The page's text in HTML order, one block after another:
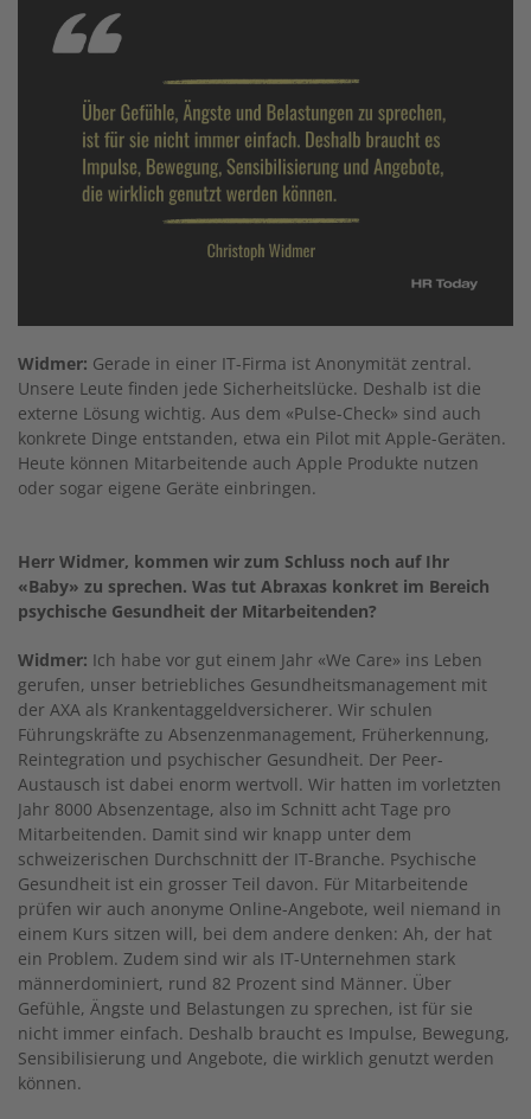
Widmer: Gerade in einer IT-Firma ist Anonymität zentral.
Unsere Leute finden jede Sicherheitslücke. Deshalb ist die
externe Lösung wichtig. Aus dem «Pulse-Check» sind auch
konkrete Dinge entstanden, etwa ein Pilot mit Apple-Geräten.
Heute können Mitarbeitende auch Apple Produkte nutzen
oder sogar eigene Geräte einbringen.
Herr Widmer, kommen wir zum Schluss noch auf Ihr
«Baby» zu sprechen. Was tut Abraxas konkret im Bereich
psychische Gesundheit der Mitarbeitenden?
Widmer: Ich habe vor gut einem Jahr «We Care» ins Leben
gerufen, unser betriebliches Gesundheitsmanagement mit
der AXA als Krankentaggeldversicherer. Wir schulen
Führungskräfte zu Absenzenmanagement, Früherkennung,
Reintegration und psychischer Gesundheit. Der Peer-
Austausch ist dabei enorm wertvoll. Wir hatten im vorletzten
Jahr 8000 Absenzentage, also im Schnitt acht Tage pro
Mitarbeitenden. Damit sind wir knapp unter dem
schweizerischen Durchschnitt der IT-Branche. Psychische
Gesundheit ist ein grosser Teil davon. Für Mitarbeitende
prüfen wir auch anonyme Online-Angebote, weil niemand in
einem Kurs sitzen will, bei dem andere denken: Ah, der hat
ein Problem. Zudem sind wir als IT-Unternehmen stark
männerdominiert, rund 82 Prozent sind Männer. Über
Gefühle, Ängste und Belastungen zu sprechen, ist für sie
nicht immer einfach. Deshalb braucht es Impulse, Bewegung,
Sensibilisierung und Angebote, die wirklich genutzt werden
können.